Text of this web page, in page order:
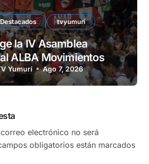
Destacados tvyumuri
la IV Asamblea
ALBA Movimientos
Yumurí Ago 7, 2026
electrónico no será
obligatorios están marcados